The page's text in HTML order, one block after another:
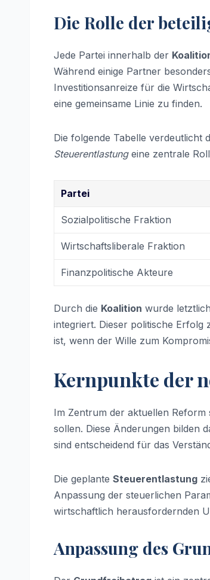
Die Rolle der
Jede Partei innerhalb der
Während einige Partner
Investitionsanreize für die
eine gemeinsame Linie zu finden.
Die folgende Tabelle verdeutlicht
Steuerentlastungeine zentrale
Partei
Sozialpolitische Fraktion
Wirtschaftsliberale Fraktion
Finanzpolitische Akteure
Durch die Koalition wurde
integriert. Dieser politische Erfolg
ist, wenn der Wille zum
Kernpunkte der
Im Zentrum der aktuellen Reform
sollen. Diese Änderungen bilden
sind entscheidend für das
Die geplante Steuerentlastung
Anpassung der steuerlichen
wirtschaftlich herausfordernden
Anpassung des